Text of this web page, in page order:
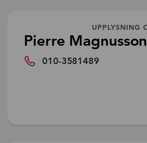
UPPLYSNING
Pierre
010-3581489